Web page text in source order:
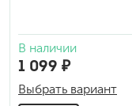
В наличии
1 099 ₽
Выбрать вариант